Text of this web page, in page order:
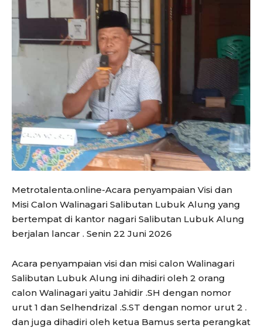
Metrotalenta.online-Acara penyampaian Visi dan
Misi Calon Walinagari Salibutan Lubuk Alung yang
bertempat di kantor nagari Salibutan Lubuk Alung
berjalan lancar . Senin 22 Juni 2026
Acara penyampaian visi dan misi calon Walinagari
Salibutan Lubuk Alung ini dihadiri oleh 2 orang
calon Walinagari yaitu Jahidir .SH dengan nomor
urut 1 dan Selhendrizal .S.ST dengan nomor urut 2 .
dan juga dihadiri oleh ketua Bamus serta perangkat